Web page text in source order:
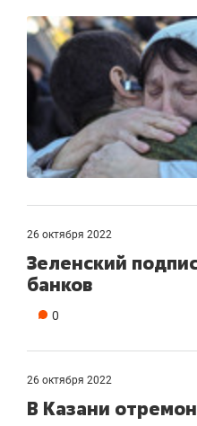
26 октября 2022
Зеленский
банков
0
26 октября 2022
В Казани